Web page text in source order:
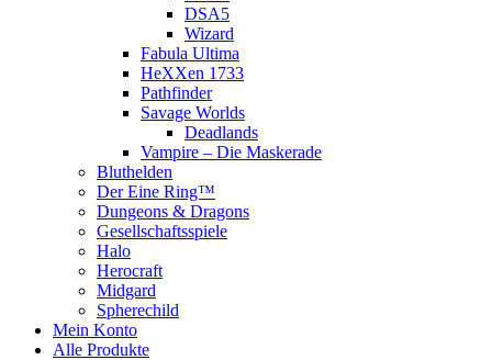
DSA5
Wizard
Fabula Ultima
HeXXen 1733
Pathfinder
Savage Worlds
Deadlands
Vampire – Die Maskerade
Bluthelden
Der Eine Ring™
Dungeons & Dragons
Gesellschaftsspiele
Halo
Herocraft
Midgard
Spherechild
Mein Konto
Alle Produkte